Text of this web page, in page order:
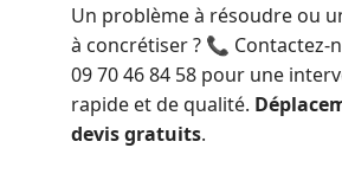
Un problème à résoudre ou
à concrétiser ? 📞 Contactez-
09 70 46 84 58 pour une
rapide et de qualité.
devis gratuits.